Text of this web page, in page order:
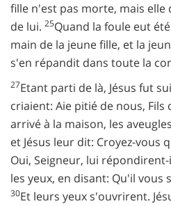
fille n'est pas morte, mais
de lui. 25Quand la foule eut
main de la jeune fille, et la
s'en répandit dans toute la
27Etant parti de là, Jésus fut
criaient: Aie pitié de nous, Fils
arrivé à la maison, les
et Jésus leur dit: Croyez-vous
Oui, Seigneur, lui répondirent-
les yeux, en disant: Qu'il vous
30Et leurs yeux s'ouvrirent.